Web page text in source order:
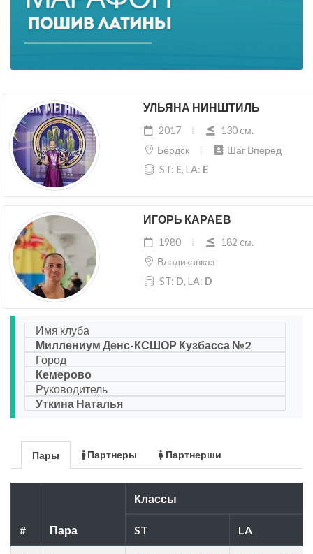
УЛЬЯНА НИНШТИЛЬ
2017
130 cм.
Бердск
Шаг Вперед
ST: E, LA: E
ИГОРЬ КАРАЕВ
1980
182 cм.
Владикавказ
ST: D, LA: D
Имя клуба
Миллениум Денс-КСШОР Кузбасса №2
Город
Кемерово
Руководитель
Уткина Наталья
Пары Партнеры Партнерши
# Пара
Классы
ST LA